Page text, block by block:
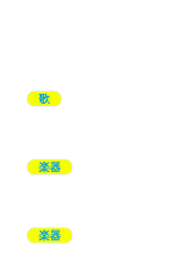
歌
楽器
楽器